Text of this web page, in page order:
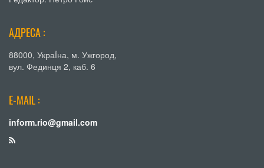
АДРЕСА :
88000, УкраЇна, м. Ужгород,
вул. Фединця 2, каб. 6
E-MAIL :
inform.rio@gmail.com